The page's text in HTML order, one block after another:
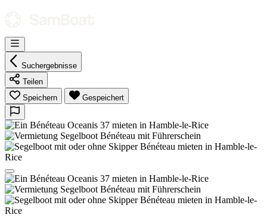
Suchergebnisse
Teilen
Speichern
Gespeichert